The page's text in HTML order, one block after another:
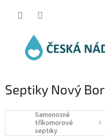
Septiky Nový Bor
Samonosné
tříkomorové
septiky